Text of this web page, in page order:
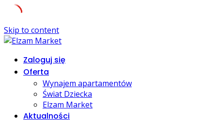
Skip to content
Zaloguj się
Oferta
Wynajem apartamentów
Świat Dziecka
Elzam Market
Aktualności